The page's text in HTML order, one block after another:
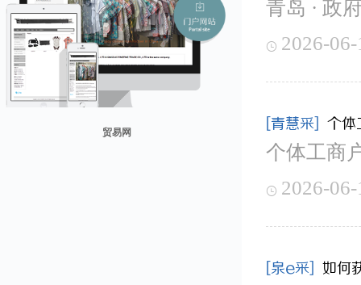
贸易网
青岛 · 政
 2026-
[青慧采] 个体
个体工商
 2026-
[泉e采] 如何